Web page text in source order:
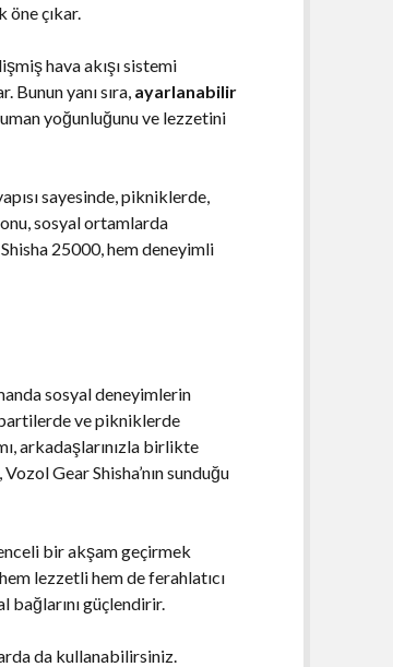
öne çıkar.
hava akışı sistemi
Bunun yanı sıra, ayarlanabilir
yoğunluğunu ve lezzetini
sayesinde, pikniklerde,
sosyal ortamlarda
25000, hem deneyimli
sosyal deneyimlerin
partilerde ve pikniklerde
arkadaşlarınızla birlikte
Gear Shisha’nın sunduğu
bir akşam geçirmek
lezzetli hem de ferahlatıcı
bağlarını güçlendirir.
da kullanabilirsiniz.